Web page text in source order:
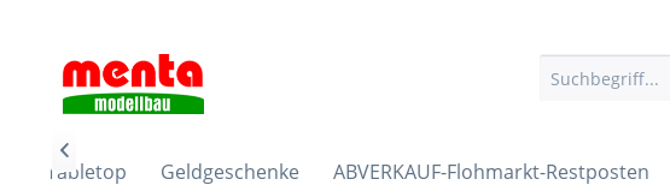
Fi Tabletop Geldgeschenke ABVERKAUF-Flohmarkt-Restposten
